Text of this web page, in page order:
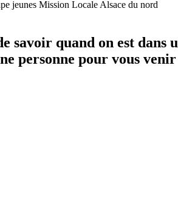
savoir quand on est dans
personne pour vous venir